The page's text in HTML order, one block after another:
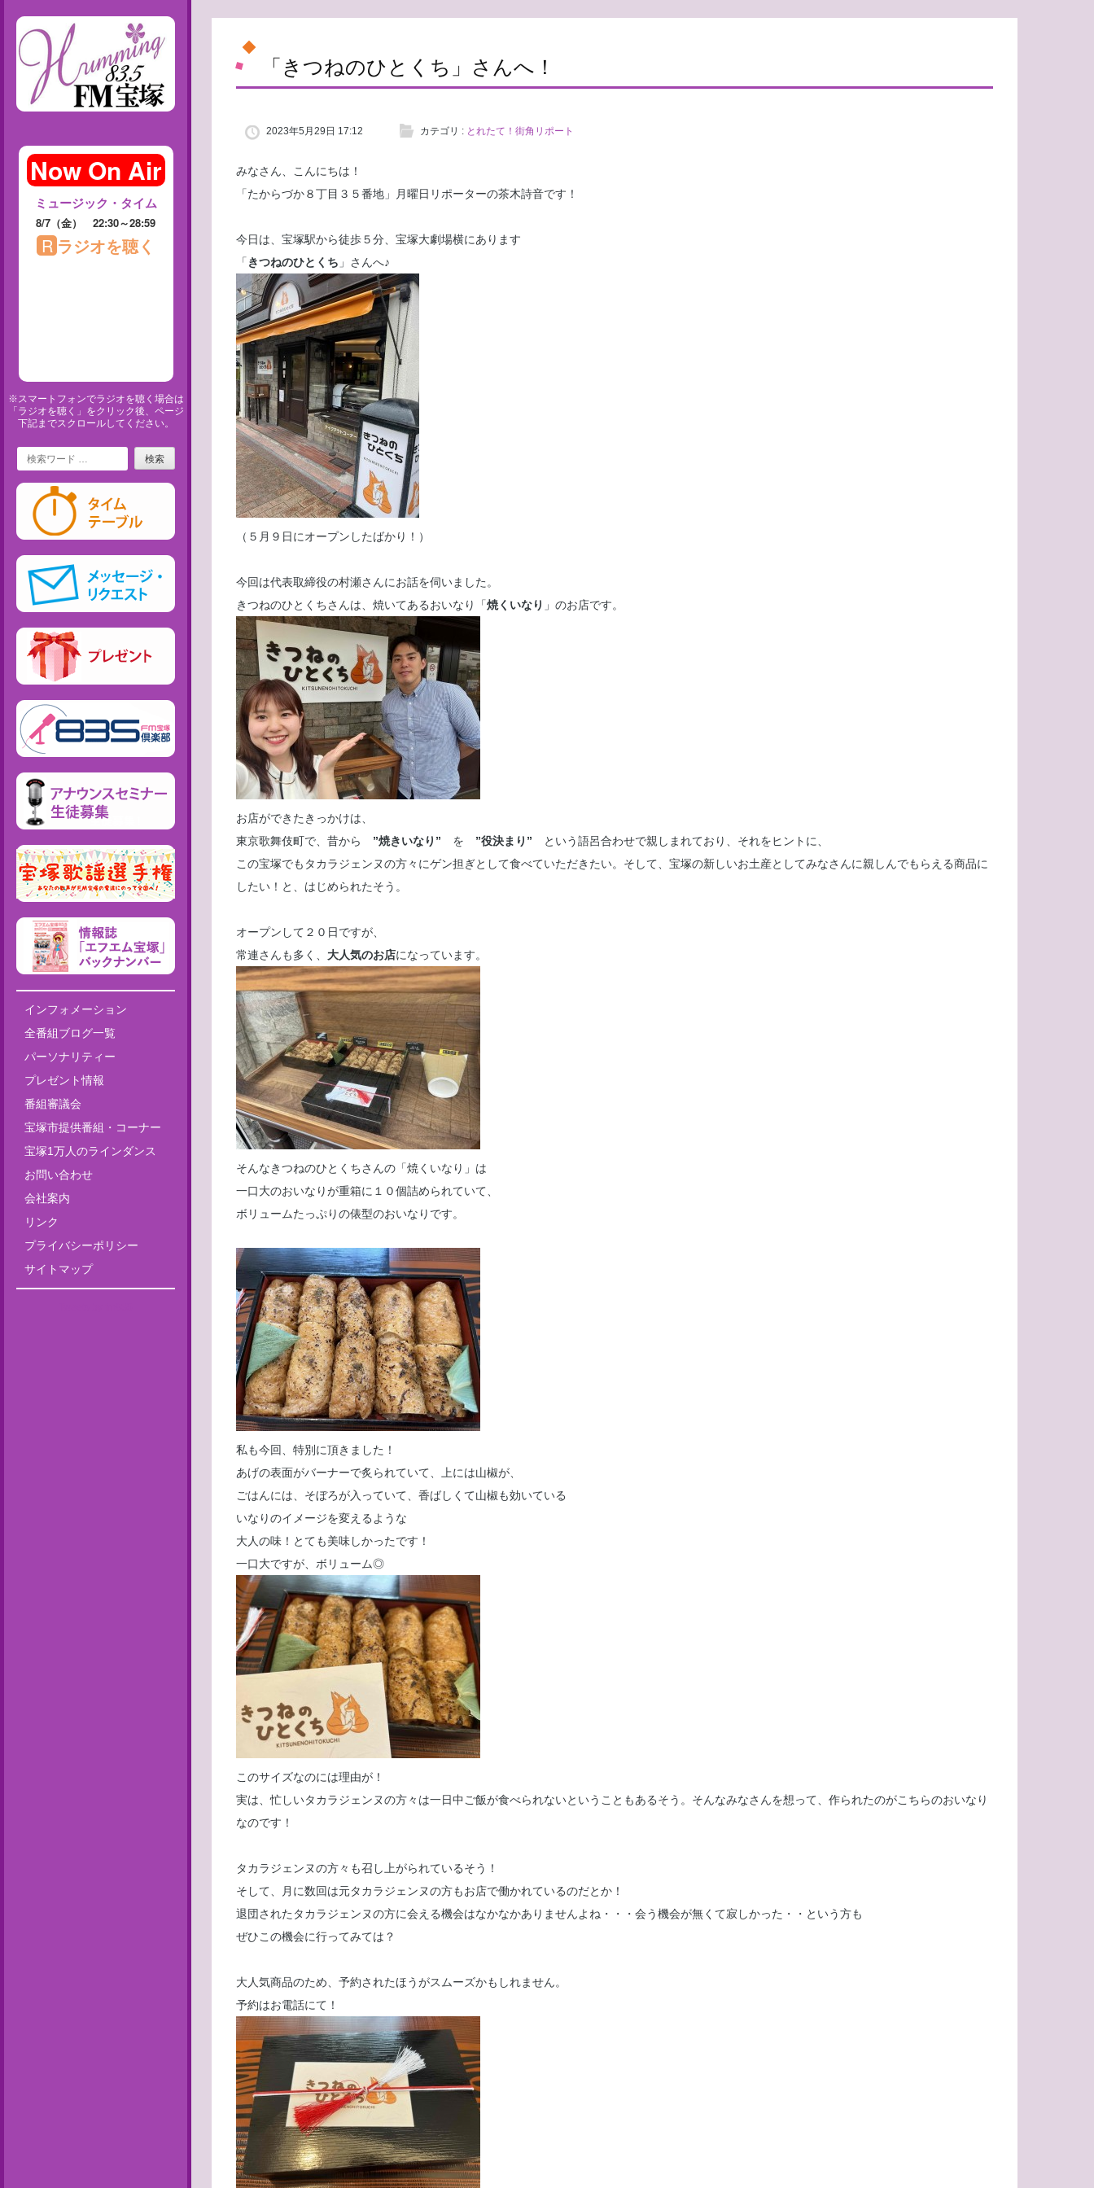
※スマートフォンでラジオを聴く場合は
「ラジオを聴く」をクリック後、ページ
下記までスクロールしてください。
Search
インフォメーション
全番組ブログ一覧
パーソナリティー
プレゼント情報
番組審議会
宝塚市提供番組・コーナー
宝塚1万人のラインダンス
お問い合わせ
会社案内
リンク
プライバシーポリシー
サイトマップ
「きつねのひとくち」さんへ！
2023年5月29日 17:12 カテゴリ : とれたて！街角リポート
みなさん、こんにちは！
「たからづか８丁目３５番地」月曜日リポーターの茶木詩音です！
今日は、宝塚駅から徒歩５分、宝塚大劇場横にあります
「 きつねのひとくち 」さんへ♪
（５月９日にオープンしたばかり！）
今回は代表取締役の村瀬さんにお話を伺いました。
きつねのひとくちさんは、焼いてあるおいなり「焼くいなり 」のお店です。
お店ができたきっかけは、
東京歌舞伎町で、昔から ”焼きいなり” を ”役決まり”
という語呂合わせで親しまれており、それをヒントに、
この宝塚でもタカラジェンヌの方々にゲン担ぎとして食べていただきたい。そして、宝塚の新しいお土産としてみなさんに親しんでもらえる商品に
したい！と、はじめられたそう。
オープンして２０日ですが、
常連さんも多く、 大人気のお店になっています。
そんなきつねのひとくちさんの「焼くいなり」は
一口大のおいなりが重箱に１０個詰められていて、
ボリュームたっぷりの俵型のおいなりです。
私も今回、特別に頂きました！
あげの表面がバーナーで炙られていて、上には山椒が、
ごはんには、そぼろが入っていて、香ばしくて山椒も効いている
いなりのイメージを変えるような
大人の味！とても美味しかったです！
一口大ですが、ボリューム◎
このサイズなのには理由が！
実は、忙しいタカラジェンヌの方々は一日中ご飯が食べられないということもあるそう。そんなみなさんを想って、作られたのがこちらのおいなり
なのです！
タカラジェンヌの方々も召し上がられているそう！
そして、月に数回は元タカラジェンヌの方もお店で働かれているのだとか！
退団されたタカラジェンヌの方に会える機会はなかなかありませんよね・・・会う機会が無くて寂しかった・・という方も
ぜひこの機会に行ってみては？
大人気商品のため、予約されたほうがスムーズかもしれません。
予約はお電話にて！